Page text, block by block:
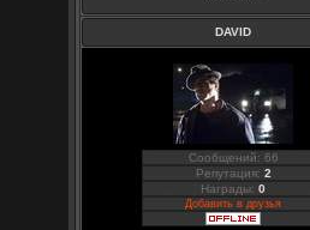
DAVID
Сообщений: 66
Репутация: 2
Награды:0
Добавить в друзья